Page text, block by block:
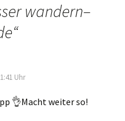
wandern–
“
Uhr
👌Macht weiter so!